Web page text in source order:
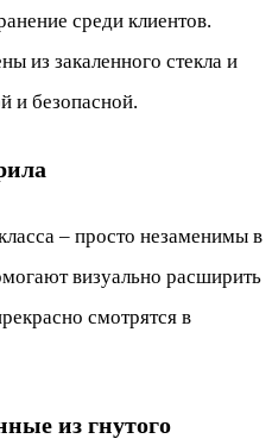
среди клиентов.
из закаленного стекла и
и безопасной.
– просто незаменимы в
визуально расширить
смотрятся в
из гнутого